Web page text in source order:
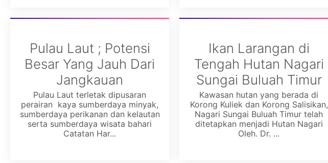
Pulau Laut ; Potensi
Besar Yang Jauh Dari
Jangkauan
Pulau Laut terletak dipusaran
perairan kaya sumberdaya minyak,
sumberdaya perikanan dan kelautan
serta sumberdaya wisata bahari
Catatan Har...
Ikan Larangan di
Tengah Hutan Nagari
Sungai Buluah Timur
Kawasan hutan yang berada di
Korong Kuliek dan Korong Salisikan,
Nagari Sungai Buluah Timur telah
ditetapkan menjadi Hutan Nagari
Oleh. Dr. ...